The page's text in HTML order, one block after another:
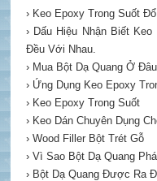
› Keo Epoxy Trong Suốt
› Dấu Hiệu Nhận Biết
Đều Với Nhau.
› Mua Bột Dạ Quang Ở
› Ứng Dụng Keo Epoxy
› Keo Epoxy Trong Suốt
› Keo Dán Chuyên Dụng
› Wood Filler Bột Trét Gỗ
› Vì Sao Bột Dạ Quang
› Bột Dạ Quang Được Ra